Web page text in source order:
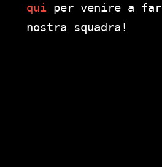
qui per venire a
nostra squadra!